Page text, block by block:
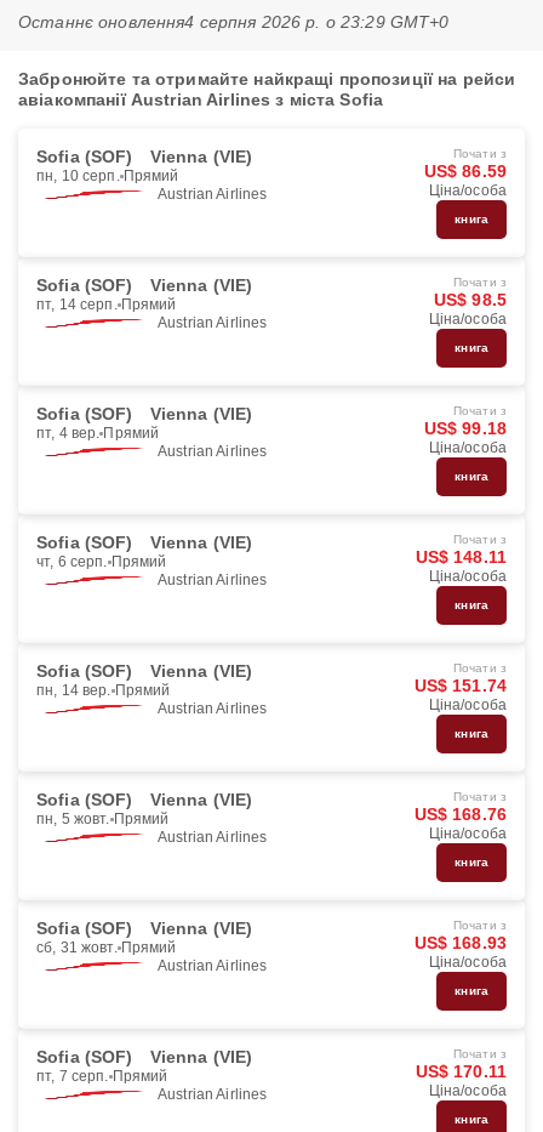
Останнє оновлення4 серпня 2026 р. о 23:29 GMT+0
Забронюйте та отримайте найкращі пропозиції на рейси
авіакомпанії Austrian Airlines з міста Sofia
Sofia (SOF) Vienna (VIE)
пн, 10 серп. Прямий
Austrian Airlines
Почати з
US$ 86.59
Ціна/особа
книга
Sofia (SOF) Vienna (VIE)
пт, 14 серп. Прямий
Austrian Airlines
Почати з
US$ 98.5
Ціна/особа
книга
Sofia (SOF) Vienna (VIE)
пт, 4 вер. Прямий
Austrian Airlines
Почати з
US$ 99.18
Ціна/особа
книга
Sofia (SOF) Vienna (VIE)
чт, 6 серп. Прямий
Austrian Airlines
Почати з
US$ 148.11
Ціна/особа
книга
Sofia (SOF) Vienna (VIE)
пн, 14 вер. Прямий
Austrian Airlines
Почати з
US$ 151.74
Ціна/особа
книга
Sofia (SOF) Vienna (VIE)
пн, 5 жовт. Прямий
Austrian Airlines
Почати з
US$ 168.76
Ціна/особа
книга
Sofia (SOF) Vienna (VIE)
сб, 31 жовт. Прямий
Austrian Airlines
Почати з
US$ 168.93
Ціна/особа
книга
Sofia (SOF) Vienna (VIE)
пт, 7 серп. Прямий
Austrian Airlines
Почати з
US$ 170.11
Ціна/особа
книга